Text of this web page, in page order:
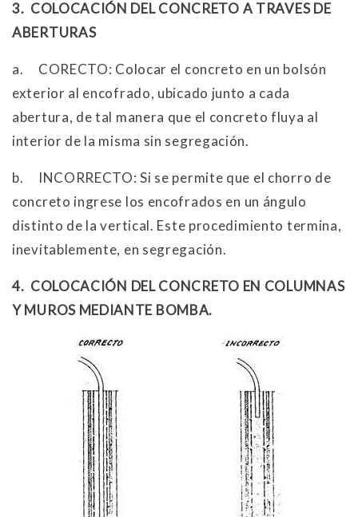
3. COLOCACIÓN DEL CONCRETO A TRAVES DE
ABERTURAS
a. CORECTO: Colocar el concreto en un bolsón
exterior al encofrado, ubicado junto a cada
abertura, de tal manera que el concreto fluya al
interior de la misma sin segregación.
b. INCORRECTO: Si se permite que el chorro de
concreto ingrese los encofrados en un ángulo
distinto de la vertical. Este procedimiento termina,
inevitablemente, en segregación.
4. COLOCACIÓN DEL CONCRETO EN COLUMNAS
Y MUROS MEDIANTE BOMBA.